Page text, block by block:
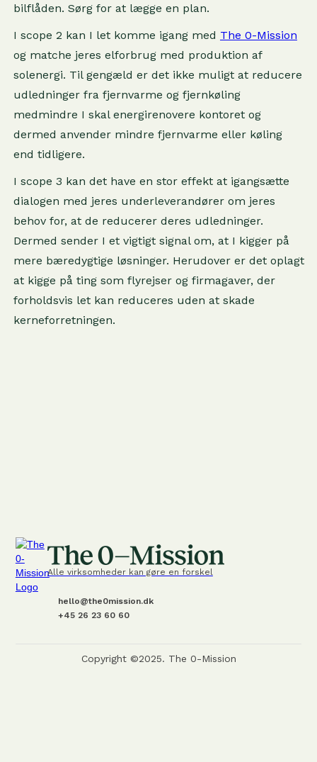
bilflåden. Sørg for at lægge en plan.
I scope 2 kan I let komme igang med The 0-Mission
og matche jeres elforbrug med produktion af
solenergi. Til gengæld er det ikke muligt at reducere
udledninger fra fjernvarme og fjernkøling
medmindre I skal energirenovere kontoret og
dermed anvender mindre fjernvarme eller køling
end tidligere.
I scope 3 kan det have en stor effekt at igangsætte
dialogen med jeres underleverandører om jeres
behov for, at de reducerer deres udledninger.
Dermed sender I et vigtigt signal om, at I kigger på
mere bæredygtige løsninger. Herudover er det oplagt
at kigge på ting som flyrejser og firmagaver, der
forholdsvis let kan reduceres uden at skade
kerneforretningen.
Alle virksomheder kan gøre en forskel
hello@the0mission.dk
+45 26 23 60 60
Copyright ©2025. The 0-Mission